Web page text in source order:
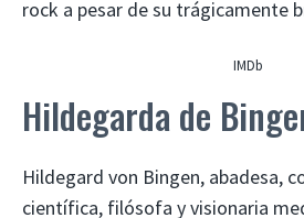
rock a pesar de su trágicamente
IMDb
Hildegarda de
Hildegard von Bingen, abadesa,
científica, filósofa y visionaria